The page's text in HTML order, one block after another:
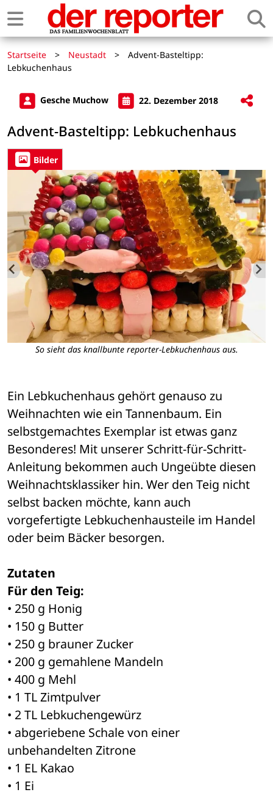
Startseite > Neustadt >
Advent-Basteltipp:
Lebkuchenhaus
Gesche Muchow 22. Dezember 2018
Advent-Basteltipp: Lebkuchenhaus
Bilder
So sieht das knallbunte reporter-Lebkuchenhaus aus.
Ein Lebkuchenhaus gehört genauso zu
Weihnachten wie ein Tannenbaum. Ein
selbstgemachtes Exemplar ist etwas ganz
Besonderes! Mit unserer Schritt-für-Schritt-
Anleitung bekommen auch Ungeübte diesen
Weihnachtsklassiker hin. Wer den Teig nicht
selbst backen möchte, kann auch
vorgefertigte Lebkuchenhausteile im Handel
oder beim Bäcker besorgen.
Zutaten
Für den Teig:
• 250 g Honig
• 150 g Butter
• 250 g brauner Zucker
• 200 g gemahlene Mandeln
• 400 g Mehl
• 1 TL Zimtpulver
• 2 TL Lebkuchengewürz
• abgeriebene Schale von einer
unbehandelten Zitrone
• 1 EL Kakao
• 1 Ei